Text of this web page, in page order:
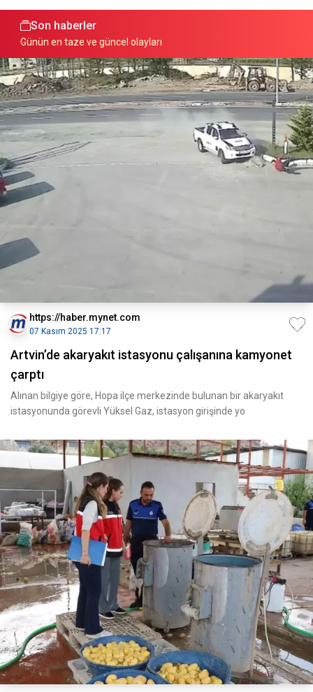
Son haberler
Günün en taze ve güncel olayları
https://haber.mynet.com
07 Kasım 2025 17:17
Artvin’de akaryakıt istasyonu çalışanına kamyonet
çarptı
Alınan bilgiye göre, Hopa ilçe merkezinde bulunan bir akaryakıt
istasyonunda görevli Yüksel Gaz, istasyon girişinde yo